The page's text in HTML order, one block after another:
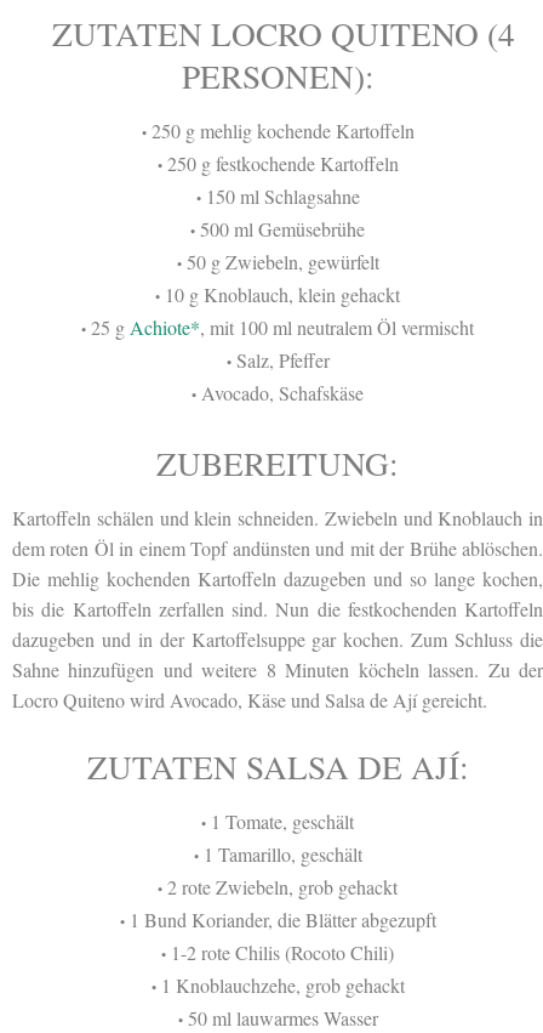
ZUTATEN LOCRO QUITENO (4
PERSONEN):
•250 g mehlig kochende Kartoffeln
•250 g festkochende Kartoffeln
•150 ml Schlagsahne
• 500 ml Gemüsebrühe
•50 g Zwiebeln, gewürfelt
• 10 g Knoblauch, klein gehackt
• 25 g Achiote*, mit 100 ml neutralem Öl vermischt
•Salz, Pfeffer
• Avocado, Schafskäse
ZUBEREITUNG:
Kartoffeln schälen und klein schneiden. Zwiebeln und Knoblauch in
dem roten Öl in einem Topf andünsten und mit der Brühe ablöschen.
Die mehlig kochenden Kartoffeln dazugeben und so lange kochen,
bis die Kartoffeln zerfallen sind. Nun die festkochenden Kartoffeln
dazugeben und in der Kartoffelsuppe gar kochen. Zum Schluss die
Sahne hinzufügen und weitere 8 Minuten köcheln lassen. Zu der
Locro Quiteno wird Avocado, Käse und Salsa de Ají gereicht.
ZUTATEN SALSA DE AJÍ:
• 1 Tomate, geschält
•1 Tamarillo, geschält
• 2 rote Zwiebeln, grob gehackt
•1 Bund Koriander, die Blätter abgezupft
• 1-2 rote Chilis (Rocoto Chili)
•1 Knoblauchzehe, grob gehackt
•50 ml lauwarmes Wasser